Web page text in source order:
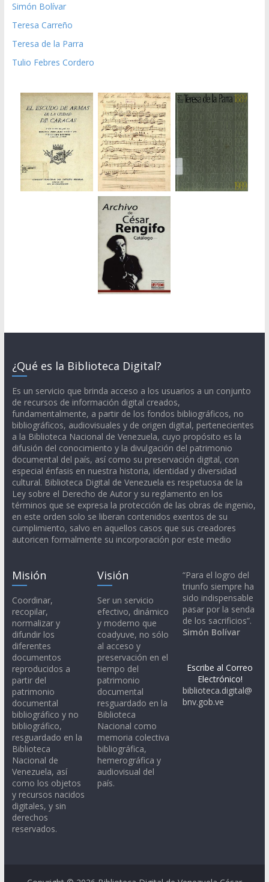
Simón Bolívar
Teresa Carreño
Teresa de la Parra
Tulio Febres Cordero
¿Qué es la Biblioteca Digital?
Es un servicio que brinda acceso a los usuarios a un conjunto
de recursos de información digital creados,
fundamentalmente, a partir de los fondos bibliográficos, no
bibliográficos, audiovisuales y de origen digital, pertenecientes
a la Biblioteca Nacional de Venezuela, cuyo propósito es la
difusión del conocimiento y la divulgación del patrimonio
documental del país, así como su preservación digital, con
especial énfasis en nuestra historia, identidad y diversidad
cultural. Biblioteca Digital de Venezuela es respetuosa de la
Ley sobre el Derecho de Autor y su reglamento en los
términos que se expresa la protección de las obras de ingenio,
en este orden solo se liberan contenidos exentos de su
cumplimiento, salvo en aquellos casos que sus creadores
autoricen formalmente su incorporación por este medio
Misión
Coordinar,
recopilar,
normalizar y
difundir los
diferentes
documentos
reproducidos a
partir del
patrimonio
documental
bibliográfico y no
bibliográfico,
resguardado en la
Biblioteca
Nacional de
Venezuela, así
como los objetos
y recursos nacidos
digitales, y sin
derechos
reservados.
Visión
Ser un servicio
efectivo, dinámico
y moderno que
coadyuve, no sólo
al acceso y
preservación en el
tiempo del
patrimonio
documental
resguardado en la
Biblioteca
Nacional como
memoria colectiva
bibliográfica,
hemerográfica y
audiovisual del
país.
“Para el logro del
triunfo siempre ha
sido indispensable
pasar por la senda
de los sacrificios”.
Simón Bolívar
Escribe al Correo
Electrónico!
biblioteca.digital@
bnv.gob.ve